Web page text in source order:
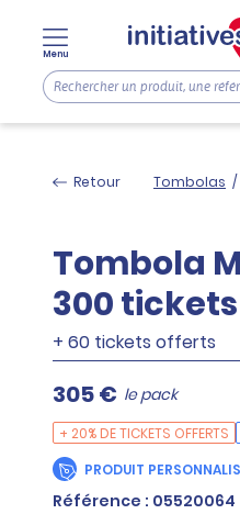
Menu
Retour Tombolas /
Tombola
300
+ 60 tickets offerts
305 € le pack
+ 20% DE TICKETS OFFERTS
PRODUIT
Référence : 05520064